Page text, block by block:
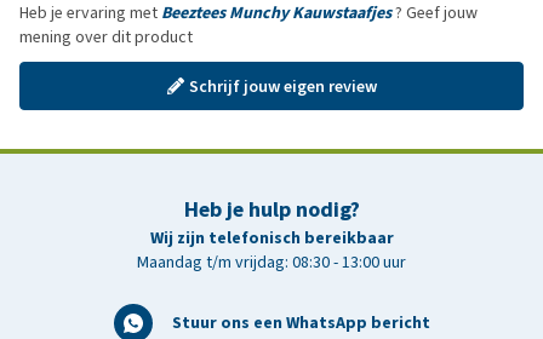
Heb je ervaring met Beeztees Munchy Kauwstaafjes? Geef jouw
mening over dit product
Schrijf jouw eigen review
Heb je hulp nodig?
Wij zijn telefonisch bereikbaar
Maandag t/m vrijdag: 08:30 - 13:00 uur
Stuur ons een WhatsApp bericht